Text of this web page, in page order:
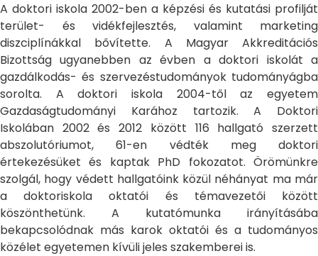
A doktori iskola 2002-ben a képzési és kutatási profilját
terület- és vidékfejlesztés, valamint marketing
diszciplínákkal bővítette. A Magyar Akkreditációs
Bizottság ugyanebben az évben a doktori iskolát a
gazdálkodás- és szervezéstudományok tudományágba
sorolta. A doktori iskola 2004-től az egyetem
Gazdaságtudományi Karához tartozik. A Doktori
Iskolában 2002 és 2012 között 116 hallgató szerzett
abszolutóriumot, 61-en védték meg doktori
értekezésüket és kaptak PhD fokozatot. Örömünkre
szolgál, hogy védett hallgatóink közül néhányat ma már
a doktoriskola oktatói és témavezetői között
köszönthetünk. A kutatómunka irányításába
bekapcsolódnak más karok oktatói és a tudományos
közélet egyetemen kívüli jeles szakemberei is.